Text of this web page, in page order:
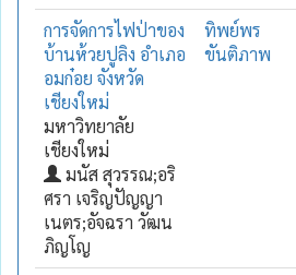
การจัดการไฟป่าของ
บ้านห้วยปูลิง อำเภอ
อมก๋อย จังหวัด
เชียงใหม่
มหาวิทยาลัย
เชียงใหม่
มนัส สุวรรณ;อริ
ศรา เจริญปัญญา
เนตร;อัจฉรา วัฒน
ภิญโญ
ทิพย์พร
ขันติภาพ